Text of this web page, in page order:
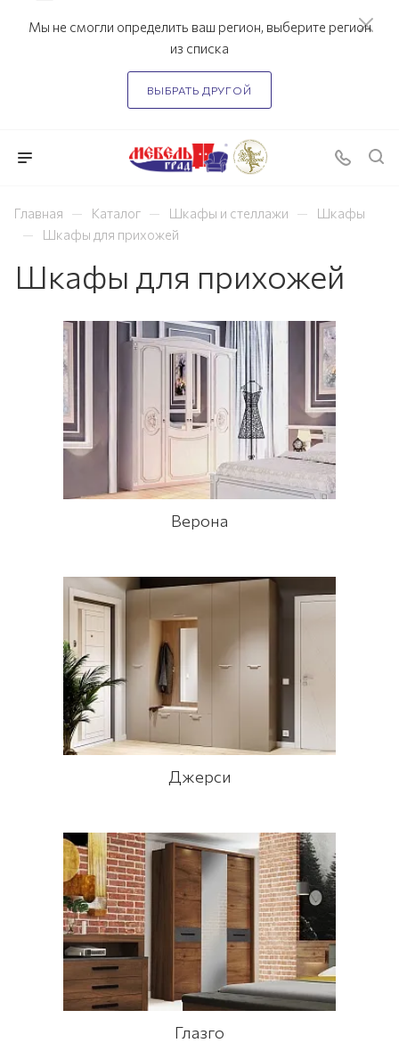
Мы не смогли определить ваш регион, выберите регион
из списка
ВЫБРАТЬ ДРУГОЙ
Главная — Каталог — Шкафы и стеллажи — Шкафы
— Шкафы для прихожей
Шкафы для прихожей
Верона
Джерси
Глазго